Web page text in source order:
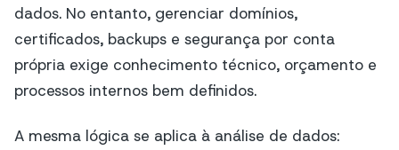
dados. No entanto, gerenciar domínios,
certificados, backups e segurança por conta
própria exige conhecimento técnico, orçamento e
processos internos bem definidos.
A mesma lógica se aplica à análise de dados: